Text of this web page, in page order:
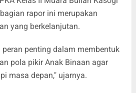
rapor ini merupakan
yang berkelanjutan.
penting dalam membentuk
pola pikir Anak Binaan agar
masa depan," ujarnya.